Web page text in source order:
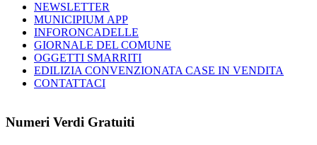
NEWSLETTER
MUNICIPIUM APP
INFORONCADELLE
GIORNALE DEL COMUNE
OGGETTI SMARRITI
EDILIZIA CONVENZIONATA CASE IN VENDITA
CONTATTACI
Numeri Verdi Gratuiti